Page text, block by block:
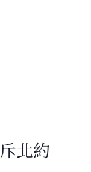
北約